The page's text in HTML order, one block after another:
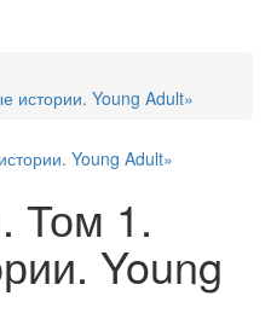
истории. Young Adult»
Том 1.
Young